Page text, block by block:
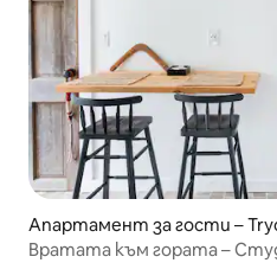
Апартамент за гости –
Вратата към гората –